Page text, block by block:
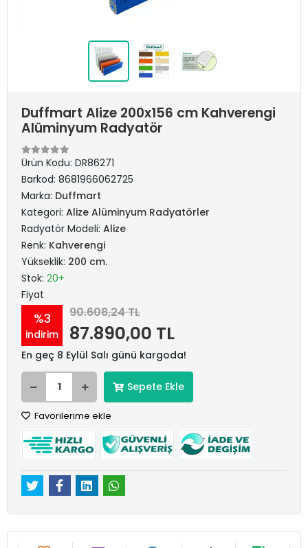
Duffmart Alize 200x156 cm Kahverengi
Alüminyum Radyatör
Ürün Kodu: DR86271
Barkod: 8681966062725
Marka: Duffmart
Kategori: Alize Alüminyum Radyatörler
Radyatör Modeli: Alize
Renk: Kahverengi
Yükseklik: 200 cm.
Stok: 20+
Fiyat
%3
indirim
90.608,24 TL
87.890,00 TL
En geç 8 Eylül Salı günü kargoda!
Sepete Ekle
Favorilerime ekle